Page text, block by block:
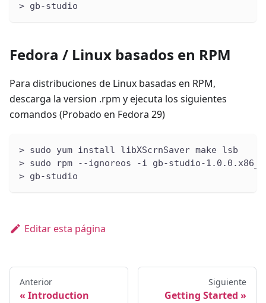
> gb-studio
Fedora / Linux basados en RPM
Para distribuciones de Linux basadas en RPM,
descarga la version .rpm y ejecuta los siguientes
comandos (Probado en Fedora 29)
> sudo yum install libXScrnSaver make lsb
> sudo rpm --ignoreos -i gb-studio-
> gb-studio
Editar esta página
Anterior
Introduction
Siguiente
Getting Started